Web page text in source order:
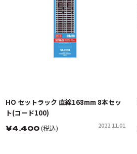
HO セットラック 直線168mm 8本セッ
ト(コード100)
￥4,400(税込) 2022.11.01